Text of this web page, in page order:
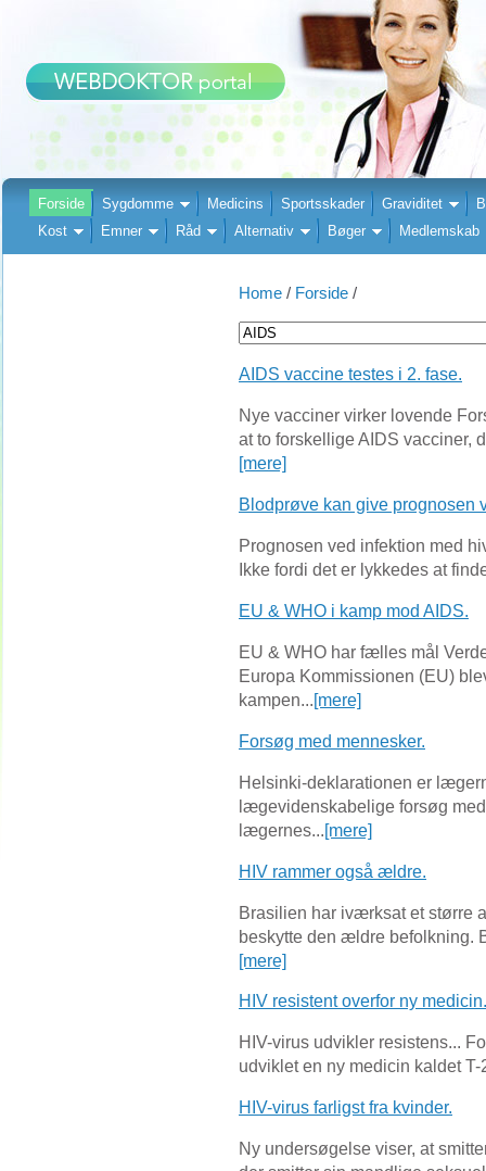
Forside Sygdomme Medicins Sportsskader Graviditet
Kost
Emner Råd Alternativ Bøger Medlemskab
Home / Forside /
AIDS vaccine testes i 2. fase.
Nye vacciner virker lovende
at to forskellige AIDS vacciner,
[mere]
Blodprøve kan give prognosen
Prognosen ved infektion med
Ikke fordi det er lykkedes at
EU & WHO i kamp mod AIDS.
EU & WHO har fælles mål
Europa Kommissionen (EU)
kampen...[mere]
Forsøg med mennesker.
Helsinki-deklarationen er
lægevidenskabelige forsøg
lægernes...[mere]
HIV rammer også ældre.
Brasilien har iværksat et større
beskytte den ældre befolkning.
[mere]
HIV resistent overfor ny medicin.
HIV-virus udvikler resistens...
udviklet en ny medicin kaldet
HIV-virus farligst fra kvinder.
Ny undersøgelse viser, at